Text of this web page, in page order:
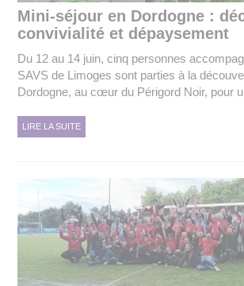
Mini-séjour en Dordogne :
convivialité et dépaysement
Du 12 au 14 juin, cinq personnes
SAVS de Limoges sont parties à la
Dordogne, au cœur du Périgord Noir, pour
LIRE LA SUITE